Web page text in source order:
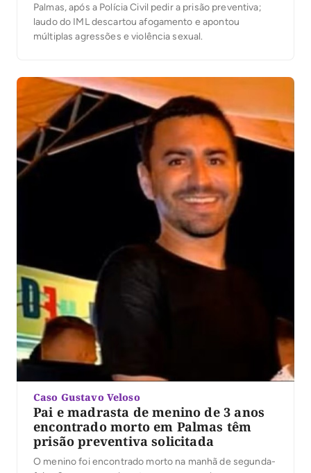
Palmas, após a Polícia Civil pedir a prisão preventiva;
laudo do IML descartou afogamento e apontou
múltiplas agressões e violência sexual.
Caso Gustavo Veloso
Pai e madrasta de menino de 3 anos
encontrado morto em Palmas têm
prisão preventiva solicitada
O menino foi encontrado morto na manhã de segunda-